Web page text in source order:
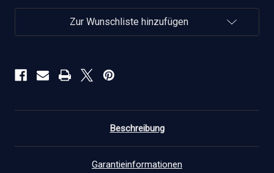
verringernerhöhen
Zur Wunschliste hinzufügen
Beschreibung
Garantieinformationen